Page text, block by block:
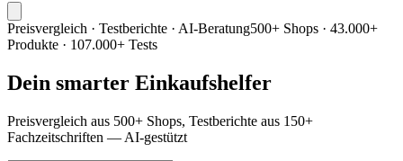
Preisvergleich · Testberichte · AI-Beratung500+ Shops · 43.000+
Produkte · 107.000+ Tests
Dein smarter Einkaufshelfer
Preisvergleich aus 500+ Shops, Testberichte aus 150+
Fachzeitschriften — AI-gestützt